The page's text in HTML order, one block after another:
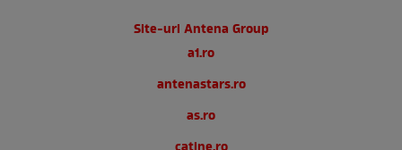
Site-uri Antena Group
a1.ro
antenastars.ro
as.ro